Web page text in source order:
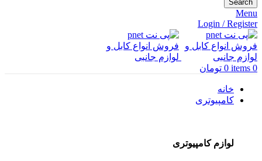
Search
Menu
Login / Register
0
items
0 تومان
خانه
کامپیوتری
لوازم کامپیوتری